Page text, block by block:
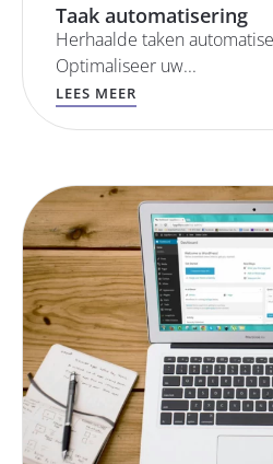
Taak automatisering
Herhaalde taken
Optimaliseer uw...
LEES MEER